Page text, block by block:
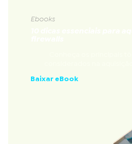
Ebooks
Baixar eBook